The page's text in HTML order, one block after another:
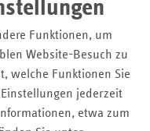
Funktionen, um
Website-Besuch zu
welche Funktionen Sie
jederzeit
etwa zum
in die
Versorgung